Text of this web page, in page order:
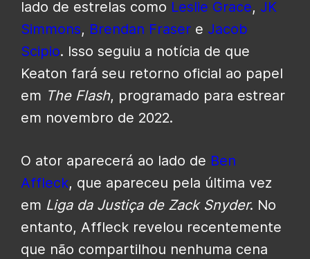
lado de estrelas como Leslie Grace, JK
Simmons, Brendan Fraser e Jacob
Scipio. Isso seguiu a notícia de que
Keaton fará seu retorno oficial ao papel
em The Flash, programado para estrear
em novembro de 2022.
O ator aparecerá ao lado de Ben
Affleck, que apareceu pela última vez
em Liga da Justiça de Zack Snyder. No
entanto, Affleck revelou recentemente
que não compartilhou nenhuma cena